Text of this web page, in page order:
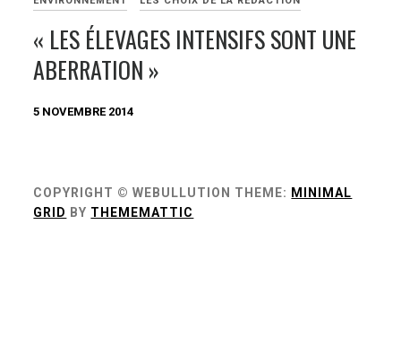
« LES ÉLEVAGES INTENSIFS SONT UNE
ABERRATION »
5 NOVEMBRE 2014
COPYRIGHT © WEBULLUTION THEME: MINIMAL
GRID BY THEMEMATTIC